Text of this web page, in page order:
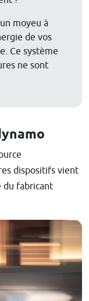
moyeu à
de vos
Ce système
ne sont
dispositifs vient
du fabricant